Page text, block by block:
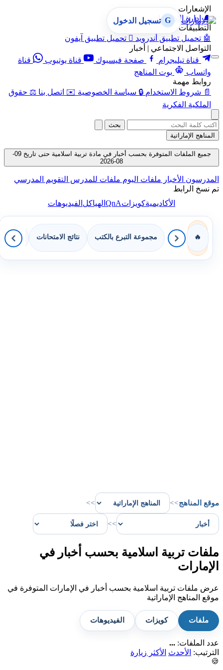
الإشعارات
🔔 إدارة الإشعارات
التطبيقات
🤖 تحميل تطبيق أندرويد  تحميل تطبيق آيفون
التواصل الاجتماعي | أخبار
قناة تيليجرام
صفحة فيسبوك قناة يوتيوب
قناة
واتساب
بوت المناهج
روابط مهمة
📄 شروط الاستخدام 🔒 سياسة الخصوصية ✉️ اتصل بنا ⚖️ حقوق
الملكية الفكرية
G تسجيل الدخول
بحث
المناهج الإماراتية
جميع الملفات المتوفرة بحسب أخبار في مادة تربية اسلامية حتى تاريخ 09-
08-2026
المدرسون الأخبار ملفات اليوم ملفات للمدرس التقويم المدرسي
تم نسخ الرابط
الأكاديميةكويزاتQnAالهياكلالفيديوهات
🔥 مجموعة التبرع بالكتب نتائج الامتحانات
موقع المناهج>>
>>
>>
ملفات تربية اسلامية بحسب أخبار في
الإمارات
عرض ملفات تربية اسلامية بحسب أخبار في الإمارات المتوفرة في
موقع المناهج الإماراتية
ملفات كويزات الفيديوهات
عدد الملفات: ...
الترتيب:
الأحدث
الأكثر زيارة
🍪